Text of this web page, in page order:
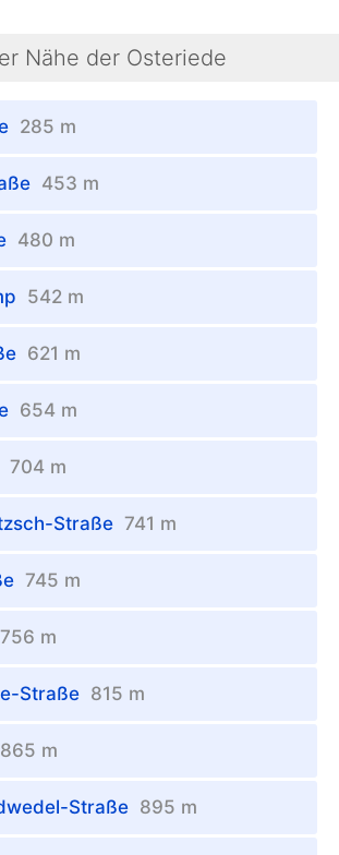
Nähe der Osteriede
285 m
453 m
480 m
542 m
621 m
654 m
704 m
Straße 741 m
745 m
756 m
Straße 815 m
865 m
Straße 895 m